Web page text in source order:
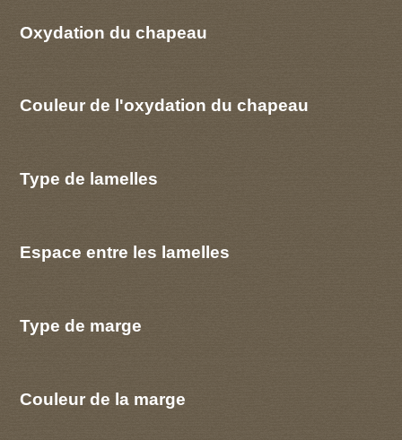
Oxydation du chapeau
Couleur de l'oxydation du chapeau
Type de lamelles
Espace entre les lamelles
Type de marge
Couleur de la marge